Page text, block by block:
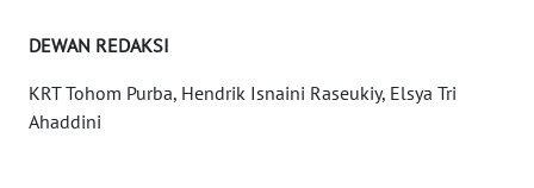
DEWAN REDAKSI
KRT Tohom Purba, Hendrik Isnaini Raseukiy, Elsya Tri
Ahaddini
REDAKSI
KARIR